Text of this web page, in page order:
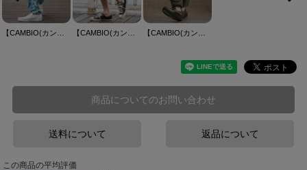
商品についてのお問い合わせ
送料について 返品について